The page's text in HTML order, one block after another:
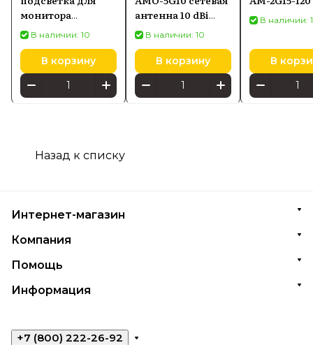
монитора
SCREENBAR HALO
2
В наличии: 10
В корзину
антенна 10 dBi
Секторная
антенна
В наличии: 10
В корзину
В наличии:
В
Назад к списку
Интернет-магазин
Компания
Помощь
Информация
+7 (800) 222-26-92